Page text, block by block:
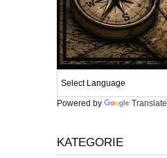
Powered by Translate
KATEGORIE